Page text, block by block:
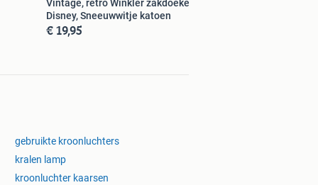
Vintage, retro Winkler zakdoeken
Disney, Sneeuwwitje katoen
€ 19,95
gebruikte kroonluchters
kralen lamp
kroonluchter kaarsen